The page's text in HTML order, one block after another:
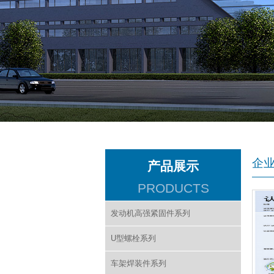
产品展示
PRODUCTS
发动机高强紧固件系列
U型螺栓系列
车架焊装件系列
企